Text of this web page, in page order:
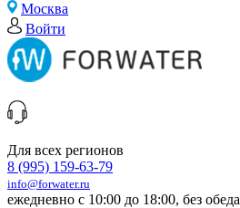
Москва
Войти
Для всех регионов
8 (995) 159-63-79
info@forwater.ru
ежедневно с 10:00 до 18:00, без обеда